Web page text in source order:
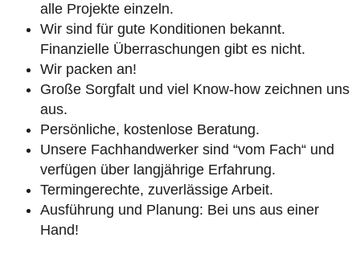
alle Projekte einzeln.
Wir sind für gute Konditionen bekannt.
Finanzielle Überraschungen gibt es nicht.
Wir packen an!
Große Sorgfalt und viel Know-how zeichnen uns
aus.
Persönliche, kostenlose Beratung.
Unsere Fachhandwerker sind “vom Fach“ und
verfügen über langjährige Erfahrung.
Termingerechte, zuverlässige Arbeit.
Ausführung und Planung: Bei uns aus einer
Hand!